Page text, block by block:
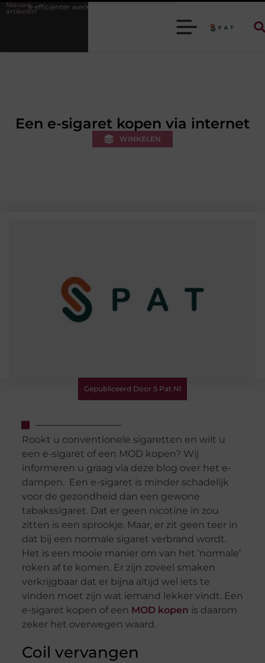
Nieuwe
artikelen
werken Stijlvolle heren sneakers voor een sportieve lifestyle
Een e-sigaret kopen via internet
WINKELEN
Gepubliceerd Door S Pat.nl
Rookt u conventionele sigaretten en wilt u
een e-sigaret of een MOD kopen? Wij
informeren u graag via deze blog over het e-
dampen. Een e-sigaret is minder schadelijk
voor de gezondheid dan een gewone
tabakssigaret. Dat er geen nicotine in zou
zitten is een sprookje. Maar, er zit geen teer in
dat bij een normale sigaret verbrand wordt.
Het is een mooie manier om van het ‘normale’
roken af te komen. Er zijn zoveel smaken
verkrijgbaar dat er bijna altijd wel iets te
vinden moet zijn wat iemand lekker vindt. Een
e-sigaret kopen of een MOD kopen is daarom
zeker het overwegen waard.
Coil vervangen